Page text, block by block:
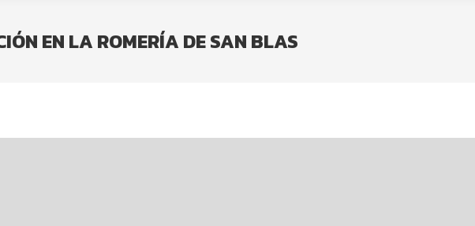
EN LA ROMERÍA DE SAN BLAS